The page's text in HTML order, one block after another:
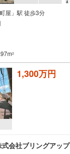
屋」駅 徒歩3分
2
1,300万円
会社ブリングアップ